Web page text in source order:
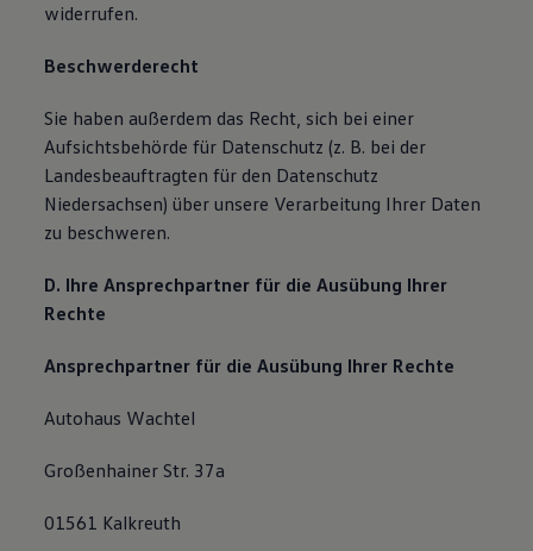
widerrufen.
Beschwerderecht
Sie haben außerdem das Recht, sich bei einer
Aufsichtsbehörde für Datenschutz (z. B. bei der
Landesbeauftragten für den Datenschutz
Niedersachsen) über unsere Verarbeitung Ihrer Daten
zu beschweren.
D. Ihre Ansprechpartner für die Ausübung Ihrer
Rechte
Ansprechpartner für die Ausübung Ihrer Rechte
Autohaus Wachtel
Großenhainer Str. 37a
01561 Kalkreuth